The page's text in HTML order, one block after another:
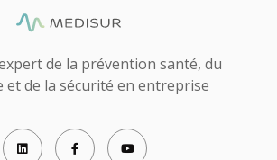
de la prévention santé, du
et de la sécurité en entreprise